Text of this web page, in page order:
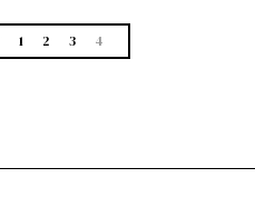
1 2 3 4